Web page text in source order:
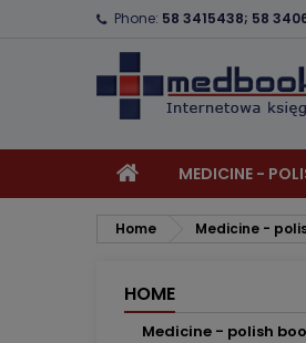
Phone: 58 3415438; 58
MEDICINE -
Home Medicine -
HOME
Medicine - polish